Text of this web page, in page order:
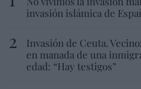
invasión islámica de
Invasión de Ceuta.
en manada de una
edad: “Hay testigos”